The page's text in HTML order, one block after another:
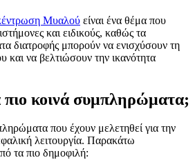
Μυαλού είναι ένα θέμα που
και ειδικούς, καθώς τα
διατροφής μπορούν να ενισχύσουν τη
και να βελτιώσουν την ικανότητα
πιο κοινά συμπληρώματα;
που έχουν μελετηθεί για την
λειτουργία. Παρακάτω
τα πιο δημοφιλή: